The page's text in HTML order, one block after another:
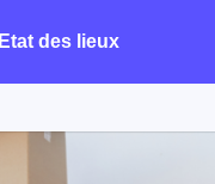
Etat des lieux